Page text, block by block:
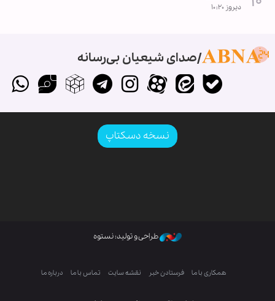
دیروز ۱۰:۲۰
صدای شیعیان بی‌رسانه
نسخه دسکتاپ
طراحی و تولید: نستوه
همکاری با ما فرستادن خبر نقشه سایت تماس با ما درباره ما